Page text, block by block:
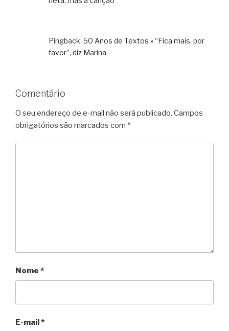
Pingback: 50 Anos de Textos » “Fica mais, por
favor”, diz Marina
Comentário
O seu endereço de e-mail não será publicado. Campos
obrigatórios são marcados com *
Nome *
E-mail*